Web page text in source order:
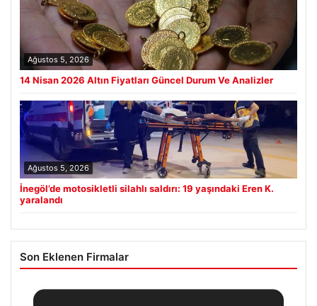
Ağustos 5, 2026
14 Nisan 2026 Altın Fiyatları Güncel Durum Ve Analizler
Ağustos 5, 2026
İnegöl’de motosikletli silahlı saldırı: 19 yaşındaki Eren K.
yaralandı
Son Eklenen Firmalar